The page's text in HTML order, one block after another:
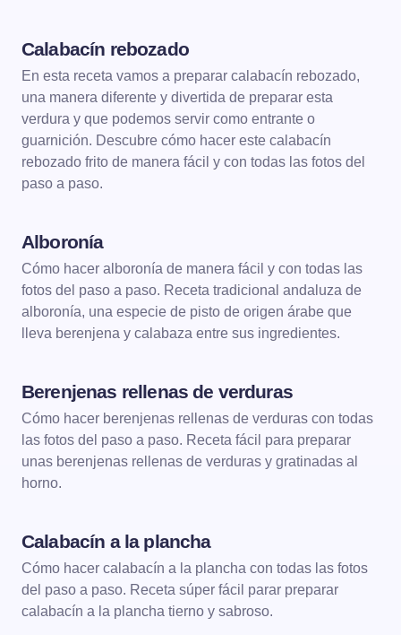
Calabacín rebozado
En esta receta vamos a preparar calabacín rebozado,
una manera diferente y divertida de preparar esta
verdura y que podemos servir como entrante o
guarnición. Descubre cómo hacer este calabacín
rebozado frito de manera fácil y con todas las fotos del
paso a paso.
Alboronía
Cómo hacer alboronía de manera fácil y con todas las
fotos del paso a paso. Receta tradicional andaluza de
alboronía, una especie de pisto de origen árabe que
lleva berenjena y calabaza entre sus ingredientes.
Berenjenas rellenas de verduras
Cómo hacer berenjenas rellenas de verduras con todas
las fotos del paso a paso. Receta fácil para preparar
unas berenjenas rellenas de verduras y gratinadas al
horno.
Calabacín a la plancha
Cómo hacer calabacín a la plancha con todas las fotos
del paso a paso. Receta súper fácil parar preparar
calabacín a la plancha tierno y sabroso.